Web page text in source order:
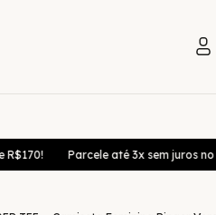
Parcele até 3x sem juros no cartão